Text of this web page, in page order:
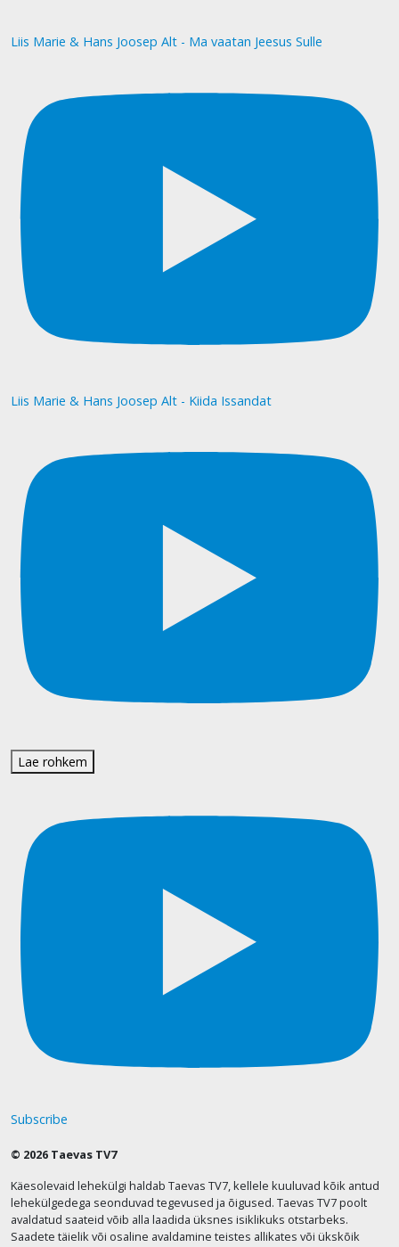
Liis Marie & Hans Joosep Alt - Ma vaatan Jeesus Sulle
Liis Marie & Hans Joosep Alt - Kiida Issandat
Lae rohkem
Subscribe
© 2026 Taevas TV7
Käesolevaid lehekülgi haldab Taevas TV7, kellele kuuluvad kõik antud
lehekülgedega seonduvad tegevused ja õigused. Taevas TV7 poolt
avaldatud saateid võib alla laadida üksnes isiklikuks otstarbeks.
Saadete täielik või osaline avaldamine teistes allikates või ükskõik